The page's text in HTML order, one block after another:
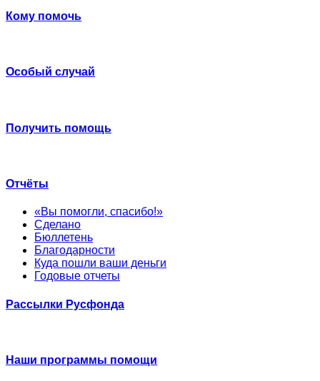
Кому помочь
Особый случай
Получить помощь
Отчёты
«Вы помогли, спасибо!»
Сделано
Бюллетень
Благодарности
Куда пошли ваши деньги
Годовые отчеты
Рассылки Русфонда
Наши программы помощи